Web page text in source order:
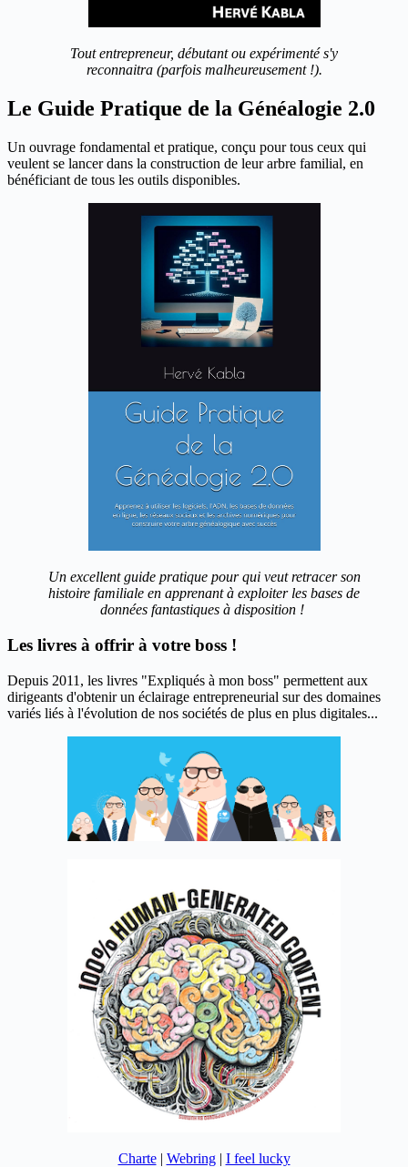
Tout entrepreneur, débutant ou expérimenté s'y
reconnaitra (parfois malheureusement !).
Le Guide Pratique de la Généalogie 2.0
Un ouvrage fondamental et pratique, conçu pour tous ceux qui
veulent se lancer dans la construction de leur arbre familial, en
bénéficiant de tous les outils disponibles.
Un excellent guide pratique pour qui veut retracer son
histoire familiale en apprenant à exploiter les bases de
données fantastiques à disposition !
Les livres à offrir à votre boss !
Depuis 2011, les livres "Expliqués à mon boss" permettent aux
dirigeants d'obtenir un éclairage entrepreneurial sur des domaines
variés liés à l'évolution de nos sociétés de plus en plus digitales...
Charte| Webring| I feel lucky